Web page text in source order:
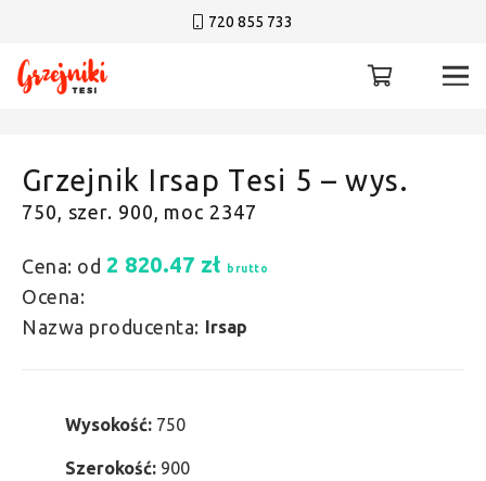
720 855 733
Grzejnik Irsap Tesi 5 – wys.
750, szer. 900, moc 2347
Cena: od 2 820.47 zł brutto
Ocena:
Nazwa producenta: Irsap
Wysokość: 750
Szerokość: 900